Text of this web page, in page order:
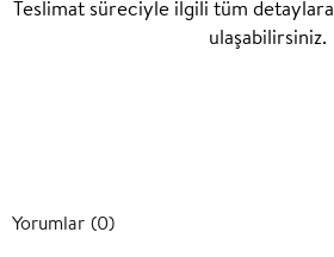
Teslimat süreciyle ilgili tüm detaylara
ulaşabilirsiniz.
Yorumlar (0)